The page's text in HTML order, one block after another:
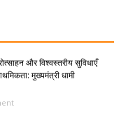
और विश्वस्तरीय सुविधाएँ
मुख्यमंत्री धामी